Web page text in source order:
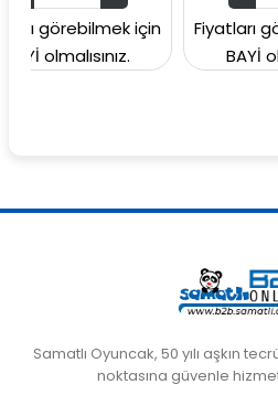
için
Fiyatları
BAYİ olmalısınız.
Samatlı Oyuncak, 50 yılı aşkın
noktasına güvenle